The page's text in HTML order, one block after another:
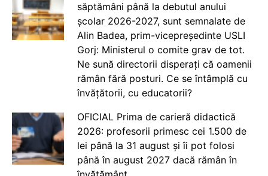
săptămâni până la debutul anului
școlar 2026-2027, sunt semnalate de
Alin Badea, prim-vicepreședinte USLI
Gorj: Ministerul o comite grav de tot.
Ne sună directorii disperați că oamenii
rămân fără posturi. Ce se întâmplă cu
învățătorii, cu educatorii?
OFICIAL Prima de carieră didactică
2026: profesorii primesc cei 1.500 de
lei până la 31 august și îi pot folosi
până în august 2027 dacă rămân în